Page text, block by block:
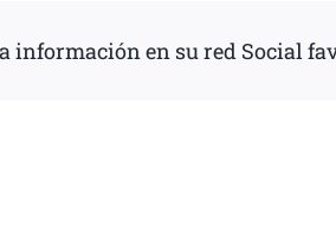
información en su red Social